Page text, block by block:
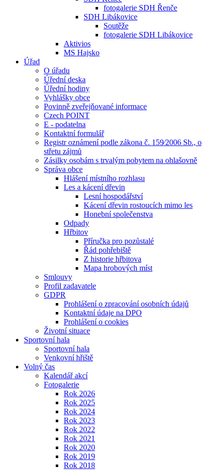
fotogalerie SDH Řenče
SDH Libákovice
Soutěže
fotogalerie SDH Libákovice
Aktivios
MS Hajsko
Úřad
O úřadu
Úřední deska
Úřední hodiny
Vyhlášky obce
Povinně zveřejňované informace
Czech POINT
E - podatelna
Kontaktní formulář
Registr oznámení podle zákona č. 159⁄2006 Sb., o
střetu zájmů
Zásilky osobám s trvalým pobytem na ohlašovně
Správa obce
Hlášení místního rozhlasu
Les a kácení dřevin
Lesní hospodářství
Kácení dřevin rostoucích mimo les
Honební společenstva
Odpady
Hřbitov
Příručka pro pozůstalé
Řád pohřebiště
Z historie hřbitova
Mapa hrobových míst
Smlouvy
Profil zadavatele
GDPR
Prohlášení o zpracování osobních údajů
Kontaktní údaje na DPO
Prohlášení o cookies
Životní situace
Sportovní hala
Sportovní hala
Venkovní hřiště
Volný čas
Kalendář akcí
Fotogalerie
Rok 2026
Rok 2025
Rok 2024
Rok 2023
Rok 2022
Rok 2021
Rok 2020
Rok 2019
Rok 2018